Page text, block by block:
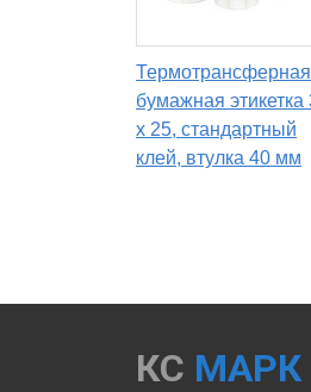
Термотрансферная
бумажная этикетка
х 25, стандартный
клей, втулка 40 мм
КС МАРК